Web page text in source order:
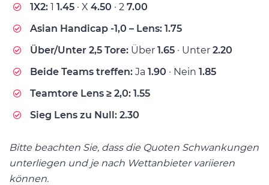
1X2: 1 1.45 · X 4.50 · 2 7.00
Asian Handicap -1,0 – Lens: 1.75
Über/Unter 2,5 Tore: Über 1.65 · Unter 2.20
Beide Teams treffen: Ja 1.90 · Nein 1.85
Teamtore Lens ≥ 2,0: 1.55
Sieg Lens zu Null: 2.30
Bitte beachten Sie, dass die Quoten Schwankungen
unterliegen und je nach Wettanbieter variieren
können.